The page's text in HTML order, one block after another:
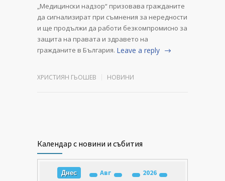
„Медицински надзор“ призовава гражданите
да сигнализират при съмнения за нередности
и ще продължи да работи безкомпромисно за
защита на правата и здравето на
гражданите в България. Leave a reply
ХРИСТИЯН ГЬОШЕВ НОВИНИ
Календар с новини и събития
Днес Авг 2026